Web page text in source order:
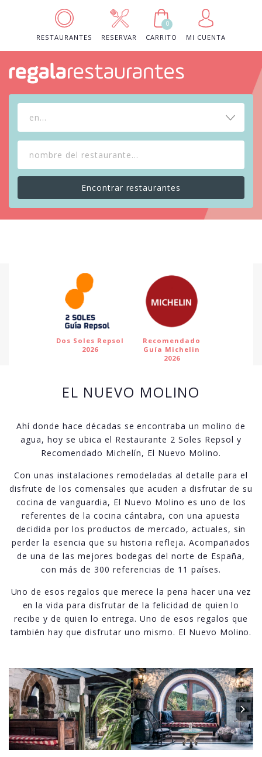
RESTAURANTES RESERVAR
0
CARRITO
MI CUENTA
en...
Dos Soles Repsol
2026
Recomendado
Guía Michelin
2026
EL NUEVO MOLINO
Ahí donde hace décadas se encontraba un molino de
agua, hoy se ubica el Restaurante 2 Soles Repsol y
Recomendado Michelín, El Nuevo Molino.
Con unas instalaciones remodeladas al detalle para el
disfrute de los comensales que acuden a disfrutar de su
cocina de vanguardia, El Nuevo Molino es uno de los
referentes de la cocina cántabra, con una apuesta
decidida por los productos de mercado, actuales, sin
perder la esencia que su historia refleja. Acompañados
de una de las mejores bodegas del norte de España,
con más de 300 referencias de 11 países.
Uno de esos regalos que merece la pena hacer una vez
en la vida para disfrutar de la felicidad de quien lo
recibe y de quien lo entrega. Uno de esos regalos que
también hay que disfrutar uno mismo. El Nuevo Molino.